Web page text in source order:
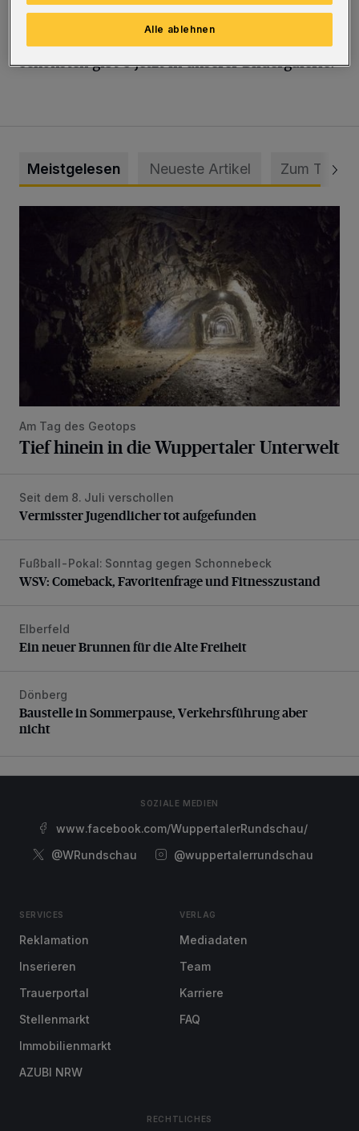
starke Regenbogen-Fotos, die uns
Rundschau-Leser übermittelten. Die
schönsten gibt's jetzt in unserer Bildergalerie:
Meistgelesen Neueste Artikel Zum Thema
Am Tag des Geotops
Tief hinein in die Wuppertaler Unterwelt
Vermisster Jugendlicher tot aufgefunden
Seit dem 8. Juli verschollen
Vermisster Jugendlicher tot aufgefunden
WSV: Comeback, Favoritenfrage und Fitnesszustand
Fußball-Pokal: Sonntag gegen Schonnebeck
WSV: Comeback, Favoritenfrage und Fitnesszustand
Ein neuer Brunnen für die Alte Freiheit
Elberfeld
Ein neuer Brunnen für die Alte Freiheit
Baustelle in Sommerpause, Verkehrsführung aber nicht
Dönberg
Baustelle in Sommerpause, Verkehrsführung aber
nicht
SOZIALE MEDIEN
www.facebook.com/WuppertalerRundschau/
@WRundschau
@wuppertalerrundschau
SERVICES
Reklamation
Inserieren
Trauerportal
Stellenmarkt
Immobilienmarkt
AZUBI NRW
VERLAG
Mediadaten
Team
Karriere
FAQ
RECHTLICHES
Alle ablehnen